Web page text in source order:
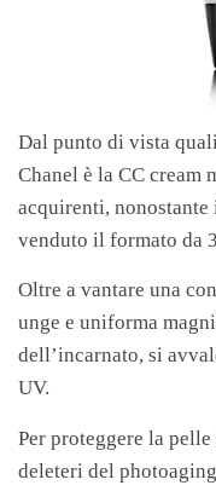
Dal punto di vista
Chanel è la CC cream
acquirenti,
venduto il formato da
Oltre a vantare una
unge e uniforma
dell’incarnato, si
UV.
Per proteggere la
deleteri del